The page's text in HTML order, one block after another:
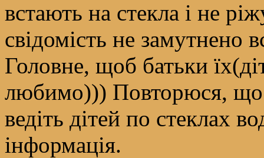
встають на стекла і не
свідомість не замутнено
Головне, щоб батьки
любимо))) Повторюся, що
ведіть дітей по стеклах
інформація.